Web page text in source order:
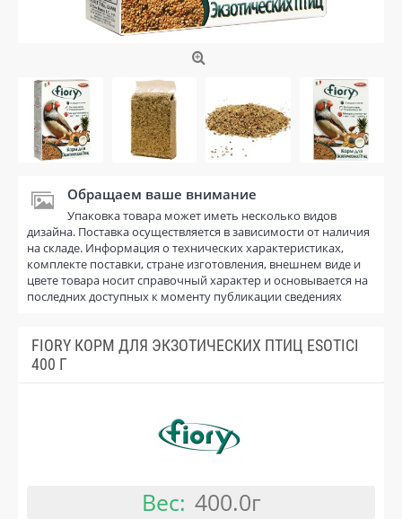
Обращаем ваше внимание
Упаковка товара может иметь несколько видов
дизайна. Поставка осуществляется в зависимости от наличия
на складе. Информация о технических характеристиках,
комплекте поставки, стране изготовления, внешнем виде и
цвете товара носит справочный характер и основывается на
последних доступных к моменту публикации сведениях
FIORY КОРМ ДЛЯ ЭКЗОТИЧЕСКИХ ПТИЦ ESOTICI
400 Г
Вес: 400.0г